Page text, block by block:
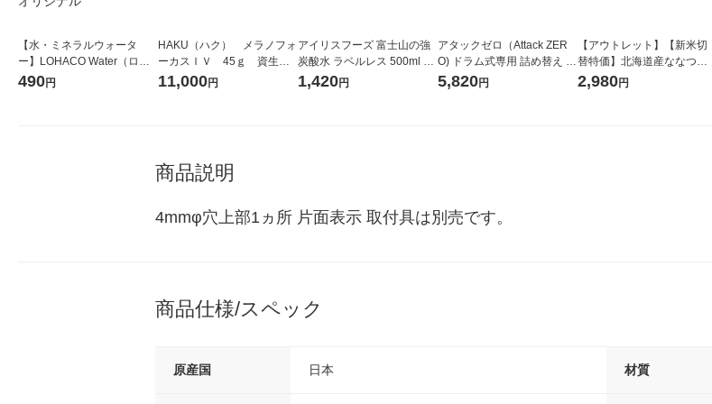
【水・ミネラルウォータ
ー】LOHACO Water（ロハ
コウォーター）2L ラベルレ
490円
HAKU（ハク） メラノフォ
ーカスＩＶ 45ｇ 資生
堂 おまけ付き
11,000円
アイリスフーズ 富士山の強
炭酸水 ラベルレス 500ml 1
箱（24本入）
1,420円
アタックゼロ（Attack ZER
O) ドラム式専用 詰め替え メ
ガジャンボ 2300g 1セット
5,820円
【アウトレット】【新米切
替特価】北海道産ななつぼ
し 無洗米 5kg 1袋 令和7年産
2,980円
商品説明
4mmφ穴上部1ヵ所 片面表示 取付具は別売です。
商品仕様/スペック
原産国 日本 材質